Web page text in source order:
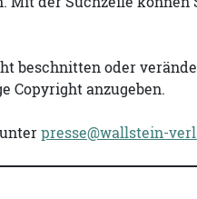
beschnitten oder
Copyright anzugeben.
presse@wallstein-